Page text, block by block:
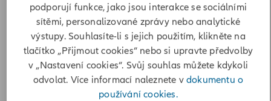
Poslat zprávu
+420602444975
Otevírací doba
08:00-12:00, 12:30-17:00
podporují funkce, jako jsou interakce se sociálními
sítěmi, personalizované zprávy nebo analytické
výstupy. Souhlasíte-li s jejich použitím, klikněte na
tlačítko „Přijmout cookies“ nebo si upravte předvolby
v „Nastavení cookies“. Svůj souhlas můžete kdykoli
odvolat. Více informací naleznete vdokumentu o
používání cookies.